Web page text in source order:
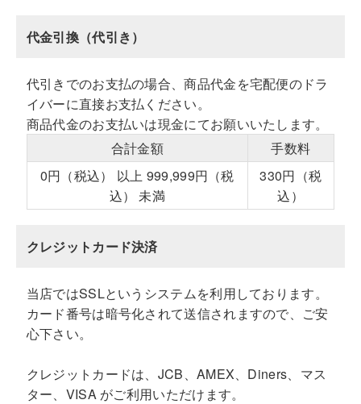
代金引換（代引き）
代引きでのお支払の場合、商品代金を宅配便のドラ
イバーに直接お支払ください。
商品代金のお支払いは現金にてお願いいたします。
合計金額
手数料
0円（税込） 以上 999,999円（税
込） 未満
330円（税
込）
クレジットカード決済
当店ではSSLというシステムを利用しております。
カード番号は暗号化されて送信されますので、ご安
心下さい。
クレジットカードは、JCB、AMEX、Diners、マス
ター、VISA がご利用いただけます。